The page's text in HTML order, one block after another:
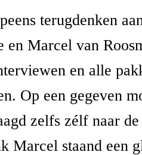
terugdenken
en Marcel van
en alle
Op een gegeven
zelfs zélf naar
Marcel staand een